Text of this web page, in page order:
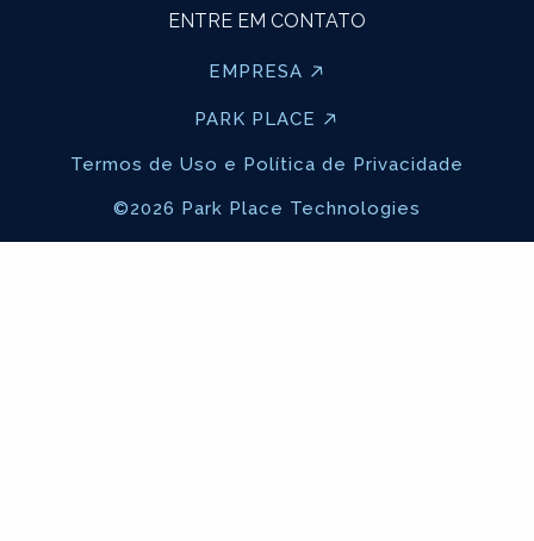
ENTRE EM CONTATO
©2026 Park Place Technologies
Termos de Uso e Política de Privacidade
EMPRESA
PARK PLACE